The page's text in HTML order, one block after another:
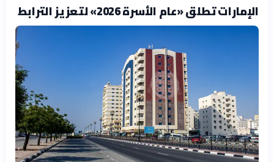
الإمارات تطلق «عام الأسرة 2026» لتعزيز الترابط